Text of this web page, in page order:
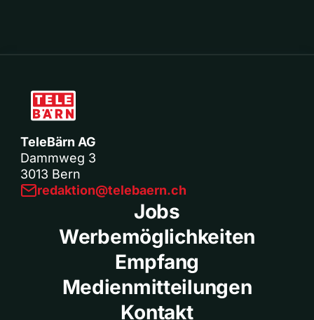
TeleBärn AG
Dammweg 3
3013 Bern
redaktion@telebaern.ch
Jobs
Werbemöglichkeiten
Empfang
Medienmitteilungen
Kontakt